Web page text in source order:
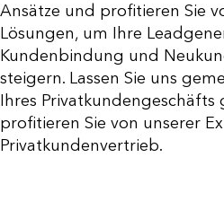
Ansätze und profitieren Sie
Lösungen, um Ihre
Kundenbindung und
steigern. Lassen Sie uns
Ihres Privatkundengeschäfts
profitieren Sie von unserer
Privatkundenvertrieb.